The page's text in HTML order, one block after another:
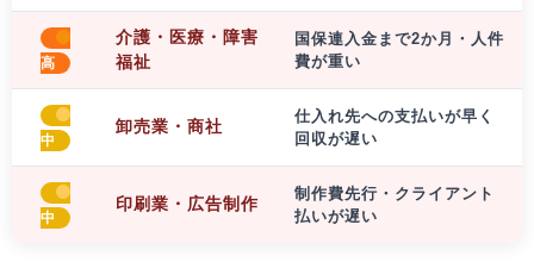
高
介護・医療・障害
福祉
国保連入金まで2か月・人件
費が重い
中
卸売業・商社
仕入れ先への支払いが早く
回収が遅い
中
印刷業・広告制作
制作費先行・クライアント
払いが遅い